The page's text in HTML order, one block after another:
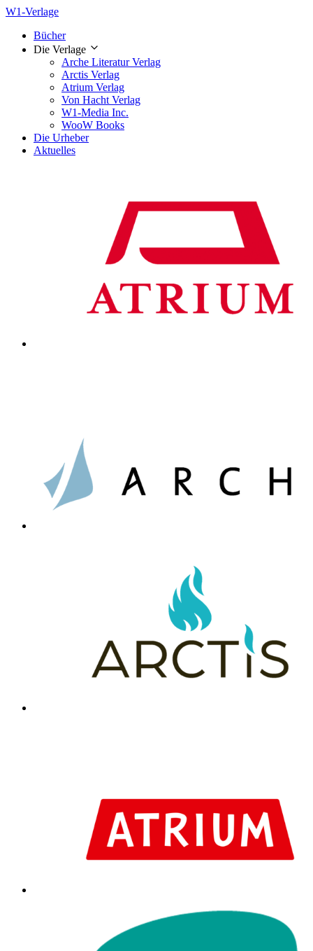
W1-Verlage
Bücher
Die Verlage
Arche Literatur Verlag
Arctis Verlag
Atrium Verlag
Von Hacht Verlag
W1-Media Inc.
WooW Books
Die Urheber
Aktuelles